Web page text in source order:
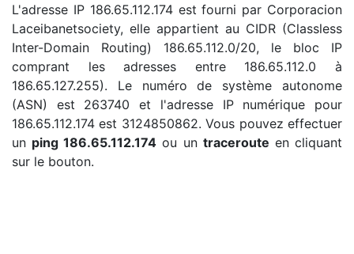
L'adresse IP 186.65.112.174 est fourni par Corporacion
Laceibanetsociety, elle appartient au CIDR (Classless
Inter-Domain Routing) 186.65.112.0/20, le bloc IP
comprant les adresses entre 186.65.112.0 à
186.65.127.255). Le numéro de système autonome
(ASN) est 263740 et l'adresse IP numérique pour
186.65.112.174 est 3124850862. Vous pouvez effectuer
un ping 186.65.112.174 ou un traceroute en cliquant
sur le bouton.